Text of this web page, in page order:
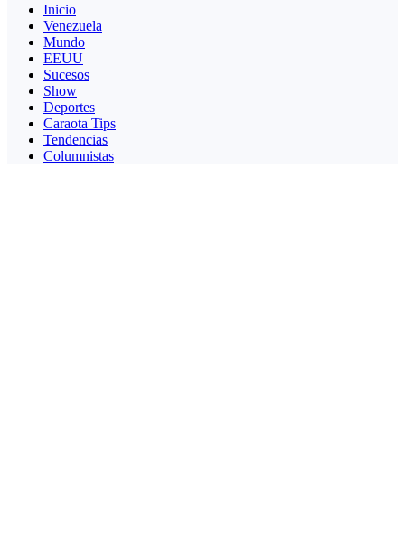
Inicio
Venezuela
Mundo
EEUU
Sucesos
Show
Deportes
Caraota Tips
Tendencias
Columnistas